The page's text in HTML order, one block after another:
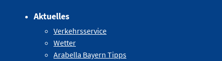
Aktuelles
Verkehrsservice
Wetter
Arabella Bayern Tipps